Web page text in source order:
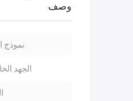
وصف
نموذج
الجهد